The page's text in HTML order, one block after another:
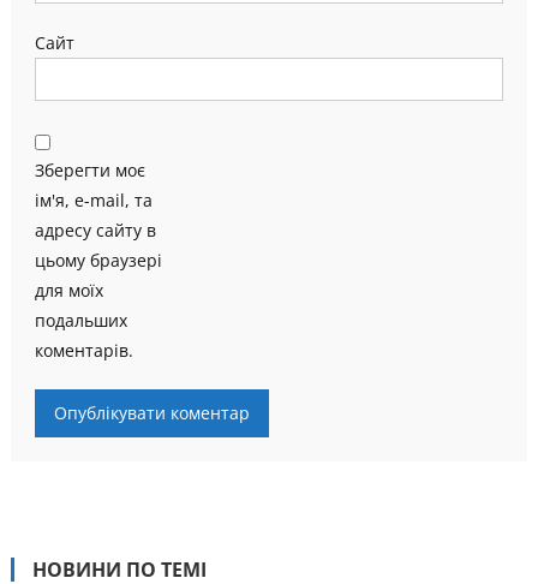
Сайт
Зберегти моє
ім'я, e-mail, та
адресу сайту в
цьому браузері
для моїх
подальших
коментарів.
НОВИНИ ПО ТЕМІ